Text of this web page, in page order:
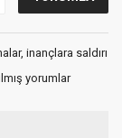
inançlara saldırı
yorumlar